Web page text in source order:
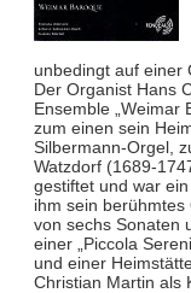
unbedingt auf einer
Der Organist Hans
Ensemble „Weimar
zum einen sein
Silbermann-Orgel,
Watzdorf (1689-
gestiftet und war
ihm sein
von sechs Sonaten
einer „Piccola
und einer
Christian Martin als